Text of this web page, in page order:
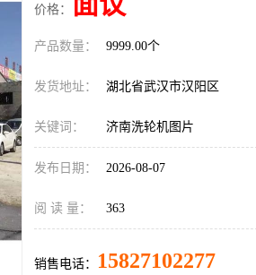
价格：
产品数量： 9999.00个
发货地址： 湖北省武汉市汉阳区
关键词： 济南洗轮机图片
发布日期： 2026-08-07
阅 读 量： 363
销售电话： 15827102277